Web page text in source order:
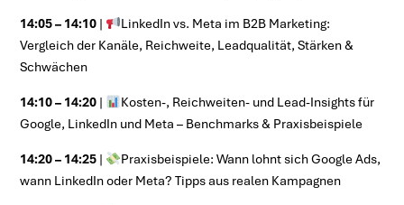
14:05 – 14:10 |
LinkedIn vs. Meta im B2B Marketing:
Vergleich der Kanäle, Reichweite, Leadqualität, Stärken &
Schwächen
14:10 – 14:20 |
Kosten-, Reichweiten- und Lead-Insights für
Google, LinkedIn und Meta – Benchmarks & Praxisbeispiele
14:20 – 14:25 |
Praxisbeispiele: Wann lohnt sich Google Ads,
wann LinkedIn oder Meta? Tipps aus realen Kampagnen